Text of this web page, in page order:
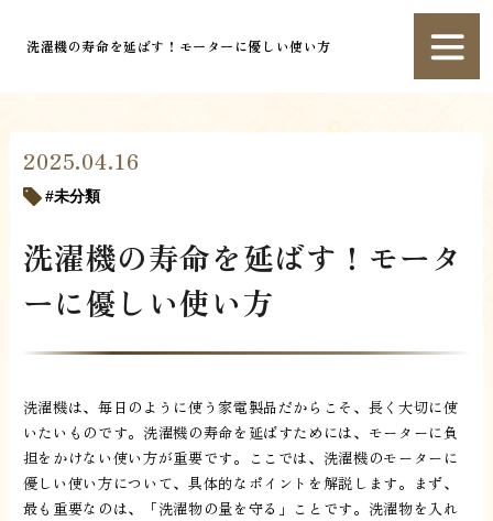
洗濯機の寿命を延ばす！モーターに優しい使い方
2025.04.16
未分類
洗濯機の寿命を延ばす！モータ
ーに優しい使い方
洗濯機は、毎日のように使う家電製品だからこそ、長く大切に使
いたいものです。洗濯機の寿命を延ばすためには、モーターに負
担をかけない使い方が重要です。ここでは、洗濯機のモーターに
優しい使い方について、具体的なポイントを解説します。まず、
最も重要なのは、「洗濯物の量を守る」ことです。洗濯物を入れ